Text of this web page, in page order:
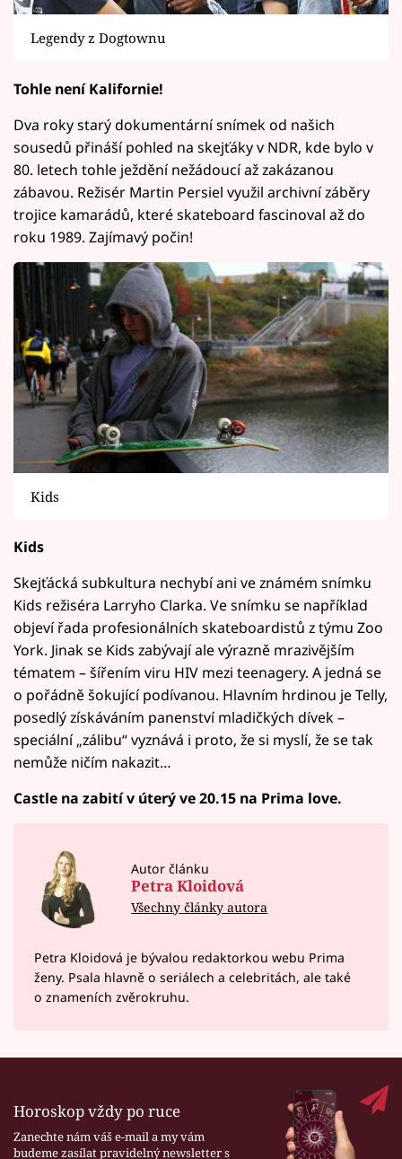
Legendy z Dogtownu
Tohle není Kalifornie!
Dva roky starý dokumentární snímek od našich
sousedů přináší pohled na skejťáky v NDR, kde bylo v
80. letech tohle ježdění nežádoucí až zakázanou
zábavou. Režisér Martin Persiel využil archivní záběry
trojice kamarádů, které skateboard fascinoval až do
roku 1989. Zajímavý počin!
Kids
Kids
Skejťácká subkultura nechybí ani ve známém snímku
Kids režiséra Larryho Clarka. Ve snímku se například
objeví řada profesionálních skateboardistů z týmu Zoo
York. Jinak se Kids zabývají ale výrazně mrazivějším
tématem – šířením viru HIV mezi teenagery. A jedná se
o pořádně šokující podívanou. Hlavním hrdinou je Telly,
posedlý získáváním panenství mladičkých dívek –
speciální „zálibu“ vyznává i proto, že si myslí, že se tak
nemůže ničím nakazit…
Castle na zabití v úterý ve 20.15 na Prima love.
Autor článku
Petra Kloidová
Všechny články autora
Petra Kloidová je bývalou redaktorkou webu Prima
ženy. Psala hlavně o seriálech a celebritách, ale také
o znameních zvěrokruhu.
Horoskop vždy po ruce
Zanechte nám váš e-mail a my vám
budeme zasílat pravidelný newsletter s